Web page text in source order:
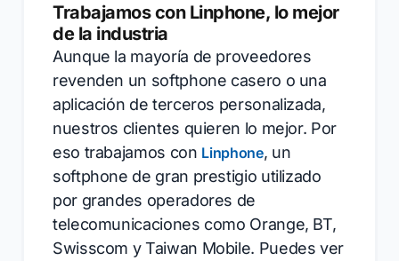
Trabajamos con Linphone, lo mejor
de la industria
Aunque la mayoría de proveedores
revenden un softphone casero o una
aplicación de terceros personalizada,
nuestros clientes quieren lo mejor. Por
eso trabajamos con Linphone, un
softphone de gran prestigio utilizado
por grandes operadores de
telecomunicaciones como Orange, BT,
Swisscom y Taiwan Mobile. Puedes ver